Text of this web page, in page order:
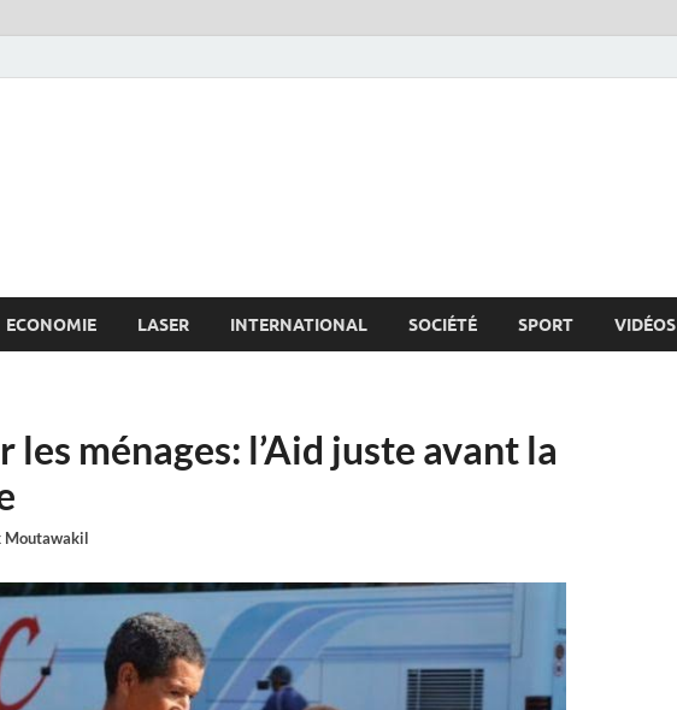
ECONOMIE LASER INTERNATIONAL SOCIÉTÉ SPORT VIDÉOS
les ménages: l’Aid juste avant la
Moutawakil